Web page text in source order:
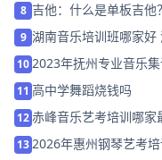
8 吉他：什么是单板吉他？
9 湖南音乐培训班哪家好
102023年抚州专业音乐集
11 高中学舞蹈烧钱吗
12赤峰音乐艺考培训哪家
132026年惠州钢琴艺考